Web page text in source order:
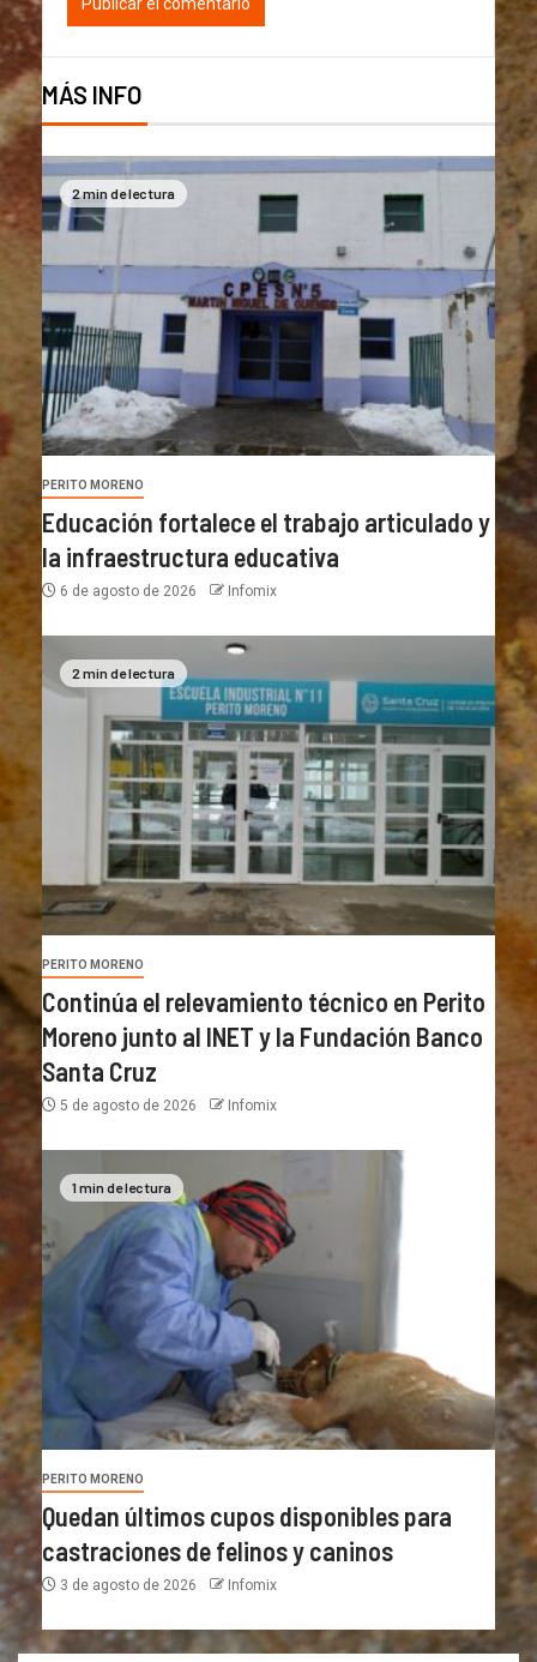
MÁS INFO
2 min de lectura
PERITO MORENO
Educación fortalece el trabajo articulado y
la infraestructura educativa
6 de agosto de 2026 Infomix
2 min de lectura
PERITO MORENO
Continúa el relevamiento técnico en Perito
Moreno junto al INET y la Fundación Banco
Santa Cruz
5 de agosto de 2026 Infomix
1 min de lectura
PERITO MORENO
Quedan últimos cupos disponibles para
castraciones de felinos y caninos
3 de agosto de 2026 Infomix